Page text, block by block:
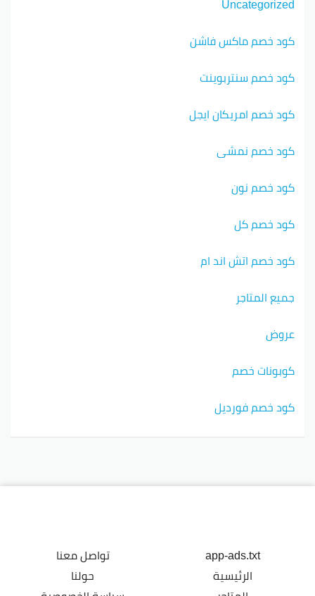
كود خصم ماكس فاشن
كود خصم سنتربوينت
كود خصم امريكان ايجل
كود خصم نمشي
كود خصم نون
كود خصم كل
كود خصم اتش اند ام
جميع المتاجر
عروض
كوبونات خصم
كود خصم فورديل
app-ads.txt
الرئيسية
تواصل معنا
حولنا